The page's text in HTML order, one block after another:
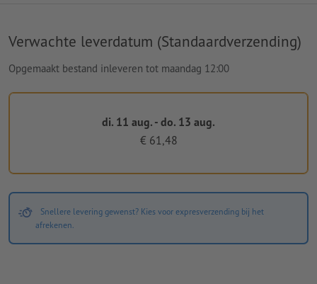
Verwachte leverdatum (Standaardverzending)
Opgemaakt bestand inleveren tot maandag 12:00
di. 11 aug. - do. 13 aug.
€ 61,48
Snellere levering gewenst? Kies voor expresverzending bij het
afrekenen.